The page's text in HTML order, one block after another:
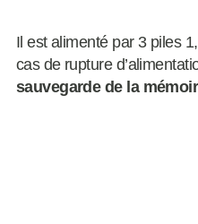
Il est alimenté par 3 piles
cas de rupture
sauvegarde de la